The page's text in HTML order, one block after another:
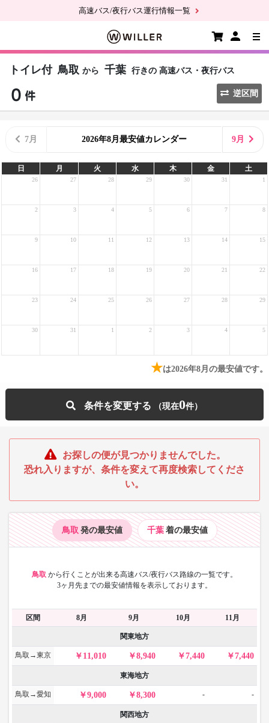
高速バス/夜行バス運行情報一覧
トイレ付 鳥取 から 千葉 行きの 高速バス・夜行バス
逆区間
7月 2026年8月最安値カレンダー 9月
日 月 火 水 木 金 土
26 27 28 29 30 31 1
2 3 4 5 6 7 8
9 10 11 12 13 14 15
16 17 18 19 20 21 22
23 24 25 26 27 28 29
30 31 1 2 3 4 5
★は2026年8月の最安値です。
条件を変更する 0
お探しの便が見つかりませんでした。
恐れ入りますが、条件を変えて再度検索してくださ
い。
鳥取 発の最安値 千葉 着の最安値
鳥取 から行くことが出来る高速バス/夜行バス路線の一覧です。
3ヶ月先までの最安値情報を表示しております。
区間 8月 9月 10月 11月
関東地方
鳥取→東京 11,010 8,940 7,440 7,440
東海地方
鳥取→愛知 9,000 8,300 - -
関西地方